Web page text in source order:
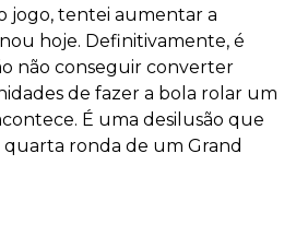
jogo, tentei aumentar a
hoje. Definitivamente, é
não conseguir converter
de fazer a bola rolar um
É uma desilusão que
ronda de um Grand